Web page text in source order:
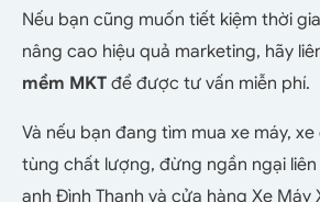
Nếu bạn cũng muốn tiết kiệm thời
nâng cao hiệu quả marketing, hãy
mềm MKT để được tư vấn miễn phí.
Và nếu bạn đang tìm mua xe máy,
tùng chất lượng, đừng ngần ngại
anh Đình Thanh và cửa hàng Xe Máy